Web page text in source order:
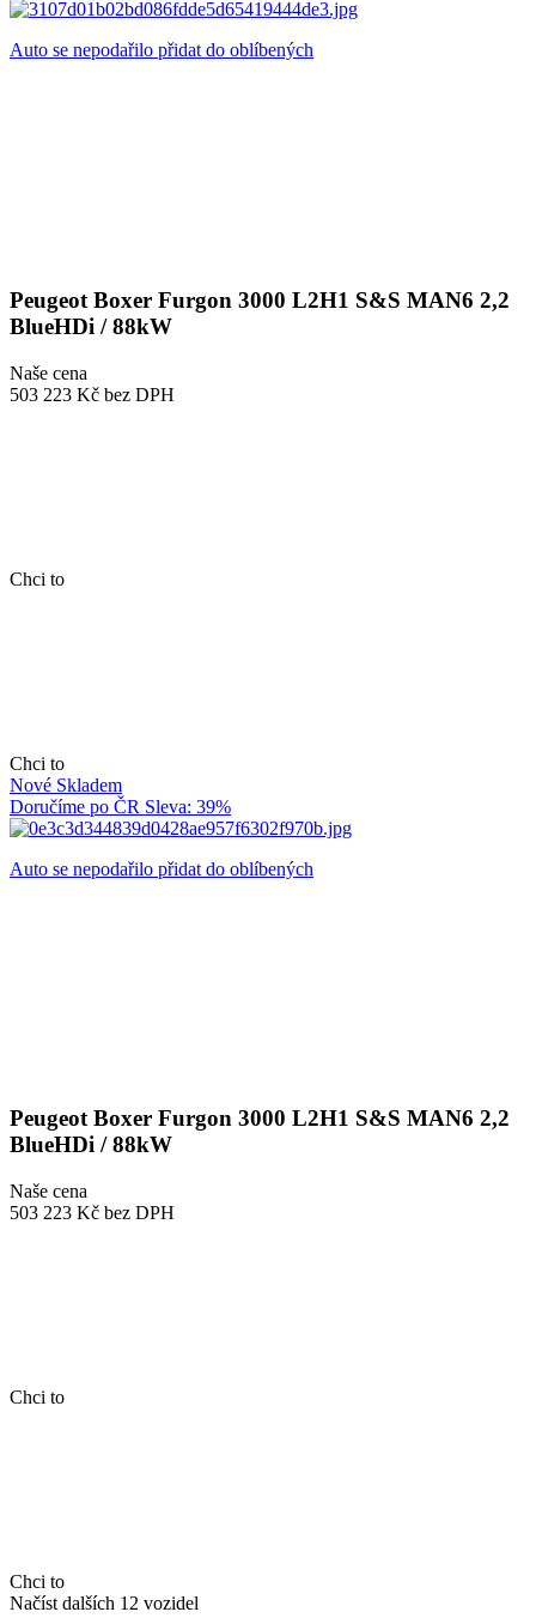
Auto se nepodařilo přidat do oblíbených
Peugeot Boxer Furgon 3000 L2H1 S&S MAN6 2,2
BlueHDi / 88kW
Naše cena
503 223 Kč bez DPH
Chci to
Chci to
Nové Skladem
Doručíme po ČR Sleva: 39%
Auto se nepodařilo přidat do oblíbených
Peugeot Boxer Furgon 3000 L2H1 S&S MAN6 2,2
BlueHDi / 88kW
Naše cena
503 223 Kč bez DPH
Chci to
Chci to
Načíst dalších 12 vozidel